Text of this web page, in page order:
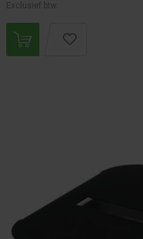
Exclusief btw.